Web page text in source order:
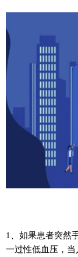
1、如果患者突然
一过性低血压，